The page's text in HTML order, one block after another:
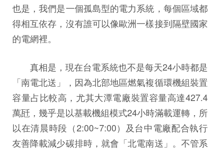
也是，我們是一個孤島型的電力系統，每個區域都
得相互依存，沒有誰可以像歐洲一樣接到隔壁國家
的電網裡。
真相是，現在台電系統也不是每天24小時都是
「南電北送」，因為北部地區燃氣複循環機組裝置
容量占比較高，尤其大潭電廠裝置容量高達427.4
萬瓩，幾乎是以基載機組模式24小時滿載運轉，所
以在清晨時段（2:00~7:00）及台中電廠配合執行
友善降載減少碳排時，就會「北電南送」。不管系